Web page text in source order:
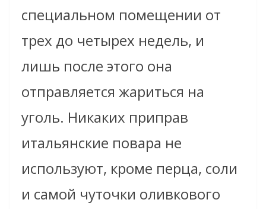
специальном помещении от
трех до четырех недель, и
лишь после этого она
отправляется жариться на
уголь. Никаких приправ
итальянские повара не
используют, кроме перца, соли
и самой чуточки оливкового